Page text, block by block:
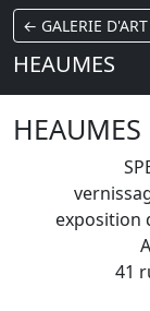
← GALERIE
HEAUMES
HEAUMES
exposition
41